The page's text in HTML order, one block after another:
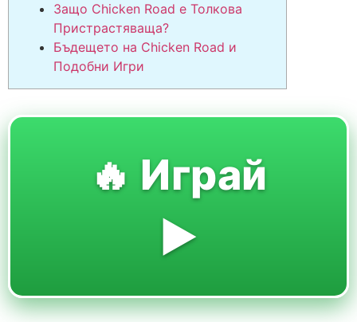
Защо Chicken Road е Толкова
Пристрастяваща?
Бъдещето на Chicken Road и
Подобни Игри
🔥 Играй
▶️